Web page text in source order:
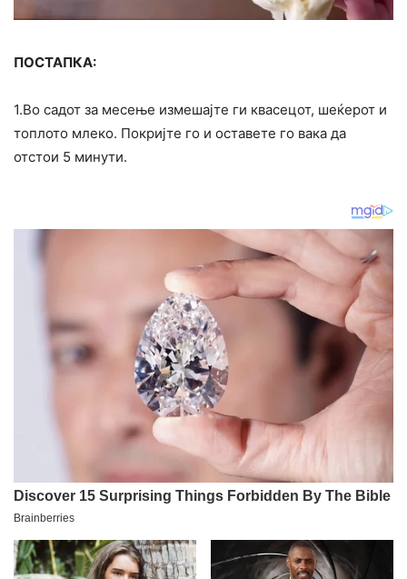
ПОСТАПКА:
1.Во садот за месење измешајте ги квасецот, шеќерот и
топлото млеко. Покријте го и оставете го вака да
отстои 5 минути.